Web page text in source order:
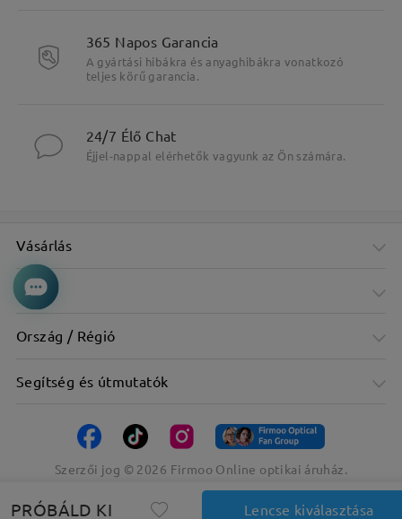
PRÓBÁLD KI Lencse kiválasztása
365 Napos Garancia
A gyártási hibákra és anyaghibákra vonatkozó
teljes körű garancia.
24/7 Élő Chat
Éjjel-nappal elérhetők vagyunk az Ön számára.
Vásárlás
Cég
Ország / Régió
Segítség és útmutatók
Szerzői jog © 2026 Firmoo Online optikai áruház.